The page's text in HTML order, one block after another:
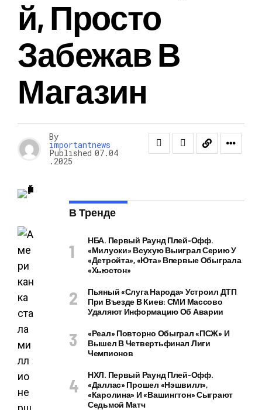
Й, Просто
Забежав В
Магазин
By
importantnews
Published 07.04
.2025
В Тренде
НБА. Первый Раунд Плей-Офф.
«Милуоки» Всухую Выиграл Серию У
«Детройта», «Юта» Впервые Обыграла
«Хьюстон»
Пьяный «слуга Народа» Устроил ДТП
При Въезде В Киев: СМИ Массово
Удаляют Информацию Об Аварии
«Реал» Повторно Обыграл «ПСЖ» И
Вышел В Четвертьфинал Лиги
Чемпионов
НХЛ. Первый Раунд Плей-Офф.
«Даллас» Прошел «Нэшвилл»,
«Каролина» И «Вашингтон» Сыграют
Седьмой Матч